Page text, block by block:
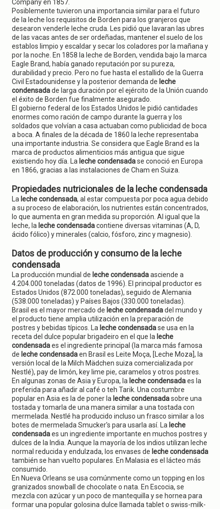
Company en 1857.
Posiblemente tuvieron una importancia similar para el futuro
de la leche los requisitos de Borden para los granjeros que
desearon venderle leche cruda. Les pidió que lavaran las ubres
de las vacas antes de ser ordeñadas, mantener el suelo de los
establos limpio y escaldar y secar los coladores por la mañana y
por la noche. En 1858 la leche de Borden, vendida bajo la marca
Eagle Brand, había ganado reputación por su pureza,
durabilidad y precio. Pero no fue hasta el estallido de la Guerra
Civil Estadounidense y la posterior demanda de leche
condensadade larga duración por el ejército de la Unión cuando
el éxito de Borden fue finalmente asegurado.
El gobierno federal de los Estados Unidos le pidió cantidades
enormes como ración de campo durante la guerra y los
soldados que volvían a casa actuaban como publicidad de boca
a boca. A finales de la década de 1860 la leche representaba
una importante industria. Se considera que Eagle Brand es la
marca de productos alimenticios más antigua que sigue
existiendo hoy día. La leche condensadase conoció en Europa
en 1866, gracias a las instalaciones de Cham en Suiza.
Propiedades nutricionales de la leche condensada
La leche condensada, al estar compuesta por poca agua debido
a su proceso de elaboración, los nutrientes están concentrados,
lo que aumenta en gran medida su proporción. Al igual que la
leche, la leche condensadacontiene diversas vitaminas (A, D,
ácido fólico) y minerales (calcio, fósforo, zinc y magnesio).
Datos de producción y consumo de la leche
condensada
La producción mundial de leche condensadaasciende a
4.204.000 toneladas (datos de 1996). El principal productor es
Estados Unidos (872.000 toneladas), seguido de Alemania
(538.000 toneladas) y Países Bajos (330.000 toneladas).
Brasil es el mayor mercado de leche condensadadel mundo y
el producto tiene amplia utilización en la preparación de
postres y bebidas típicos. La leche condensadase usa en la
receta del dulce popular brigadeiro en el que la leche
condensadaes el ingrediente principal (la marca más famosa
de leche condensadaen Brasil es Leite Moça, [Leche Moza], la
versión local de la Milch Mädchen suiza comercializada por
Nestlé), pay de limón, key lime pie, caramelos y otros postres.
En algunas zonas de Asia y Europa, la leche condensadaes la
preferida para añadir al café o teh Tarik. Una costumbre
popular en Asia es la de poner la leche condensadasobre una
tostada y tomarla de una manera similar a una tostada con
mermelada. Nestlé ha producido incluso un frasco similar a los
botes de mermelada Smucker's para usarla así. La leche
condensadaes un ingrediente importante en muchos postres y
dulces de la India. Aunque la mayoría de los indios utilizan leche
normal reducida y endulzada, los envases de leche condensada
también se han vuelto populares. En Malasia es el lácteo más
consumido.
En Nueva Orleans se usa comúnmente como un topping en los
granizados snowball de chocolate o nata. En Escocia, se
mezcla con azúcar y un poco de mantequilla y se hornea para
formar una popular golosina dulce llamada tablet o swiss-milk-